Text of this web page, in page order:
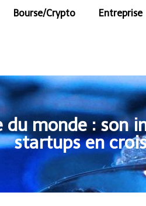
Bourse/Crypto Entreprise
monde : son
startups en